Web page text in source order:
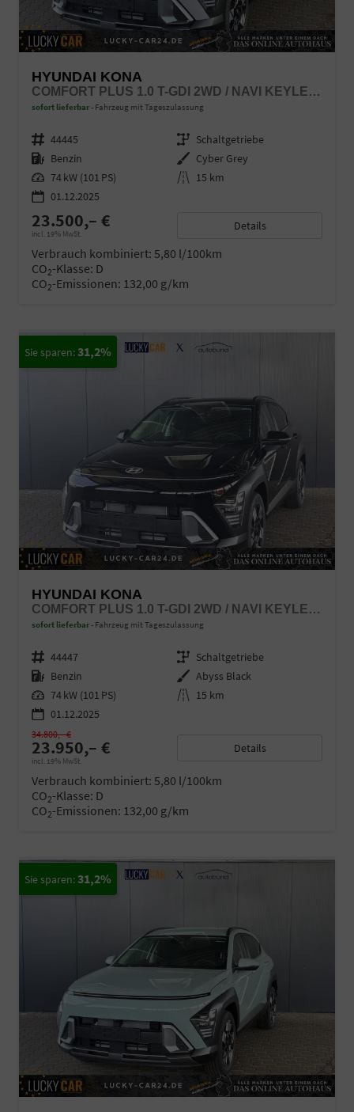
HYUNDAI KONA
COMFORT PLUS 1.0 T-GDI 2WD / NAVI KEYLESS PDC V.&H. KAMERA SITZ & LENKR.HEIZ./ LED PRIVACY
sofort lieferbar Fahrzeug mit Tageszulassung
Fahrzeugnr. 44445 Getriebe Schaltgetriebe
Kraftstoff Benzin Außenfarbe Cyber Grey
Leistung 74 kW (101 PS) Kilometerstand 15 km
01.12.2025
23.500,– €
incl. 19% MwSt.
Details
Verbrauch kombiniert: 5,80 l/100km
CO2-Klasse: D
CO2-Emissionen: 132,00 g/km
31,2%
HYUNDAI KONA
COMFORT PLUS 1.0 T-GDI 2WD / NAVI KEYLESS 360° KAM./ SITZ + LENKRADHEIZ. LED ALU 18"
sofort lieferbar Fahrzeug mit Tageszulassung
Fahrzeugnr. 44447 Getriebe Schaltgetriebe
Kraftstoff Benzin Außenfarbe Abyss Black
Leistung 74 kW (101 PS) Kilometerstand 15 km
01.12.2025
23.950,– €
incl. 19% MwSt.
34.800,– €
Details
Verbrauch kombiniert: 5,80 l/100km
CO2-Klasse: D
CO2-Emissionen: 132,00 g/km
31,2%